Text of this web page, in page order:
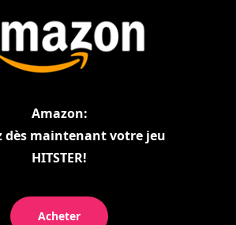
Amazon:
dès maintenant votre jeu
HITSTER!
Acheter